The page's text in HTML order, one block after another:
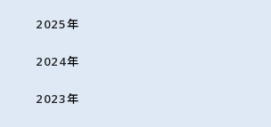
2025年
2024年
2023年